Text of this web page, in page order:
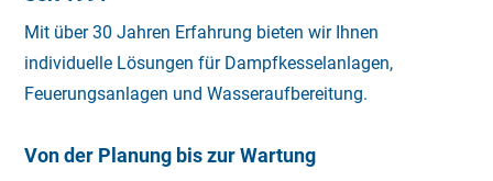
Mit über 30 Jahren Erfahrung bieten wir Ihnen
individuelle Lösungen für Dampfkesselanlagen,
Feuerungsanlagen und Wasseraufbereitung.
Von der Planung bis zur Wartung